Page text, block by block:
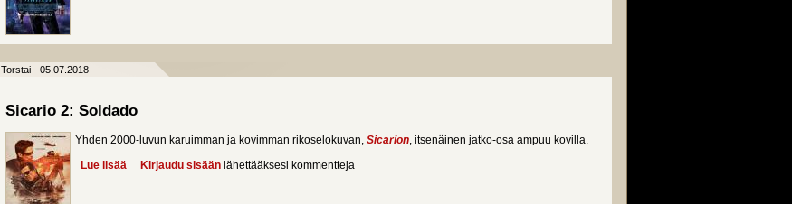
Torstai - 05.07.2018
Sicario 2: Soldado
Yhden 2000-luvun karuimman ja kovimman rikoselokuvan, Sicarion, itsenäinen jatko-osa ampuu kovilla.
Lue lisää about Sicario 2: Soldado
Kirjaudu sisään lähettääksesi kommentteja